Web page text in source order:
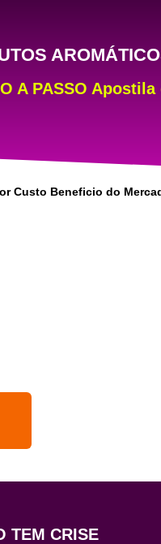
A PASSO
Custo Beneficio do
TEM CRISE